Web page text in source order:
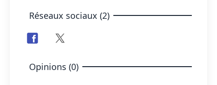
Réseaux sociaux (2)
Opinions (0)